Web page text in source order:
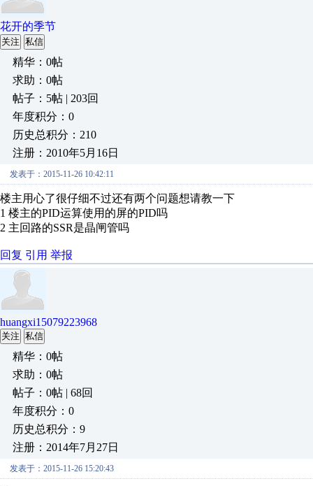
花开的季节
关注 私信
精华：0帖
求助：0帖
帖子：5帖 | 203回
年度积分：0
历史总积分：210
注册：2010年5月16日
发表于：2015-11-26 10:42:11
楼主用心了很仔细不过还有两个问题想请教一下
1 楼主的PID运算使用的屏的PID吗
2 主回路的SSR是晶闸管吗
回复 引用 举报
huangxi15079223968
关注 私信
精华：0帖
求助：0帖
帖子：0帖 | 68回
年度积分：0
历史总积分：9
注册：2014年7月27日
发表于：2015-11-26 15:20:43